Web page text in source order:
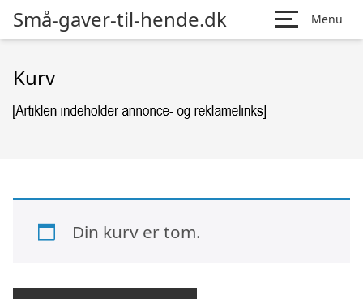
Små-gaver-til-hende.dk Menu
Kurv
Din kurv er tom.